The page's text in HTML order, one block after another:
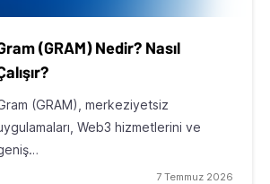
(GRAM) Nedir? Nasıl
(GRAM), merkeziyetsiz
Web3 hizmetlerini ve
7 Temmuz 2026